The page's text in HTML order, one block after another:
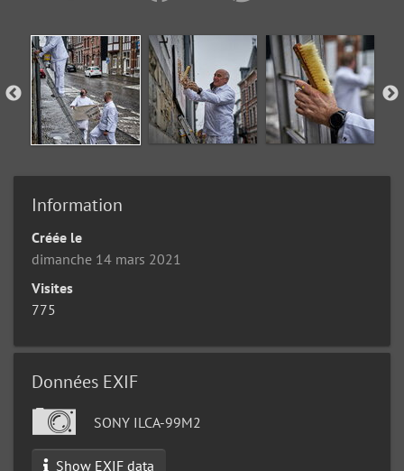
Information
Créée le
dimanche 14 mars 2021
Visites
775
Données EXIF
SONY ILCA-99M2
Show EXIF data